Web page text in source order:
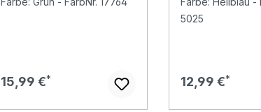
Regulärer Preis:
15,99 €
5025
Regulärer
12,99 €